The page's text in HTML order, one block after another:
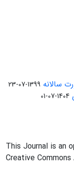
سالانه 1399-07-23
1404-07-01
This Journal is an
Creative